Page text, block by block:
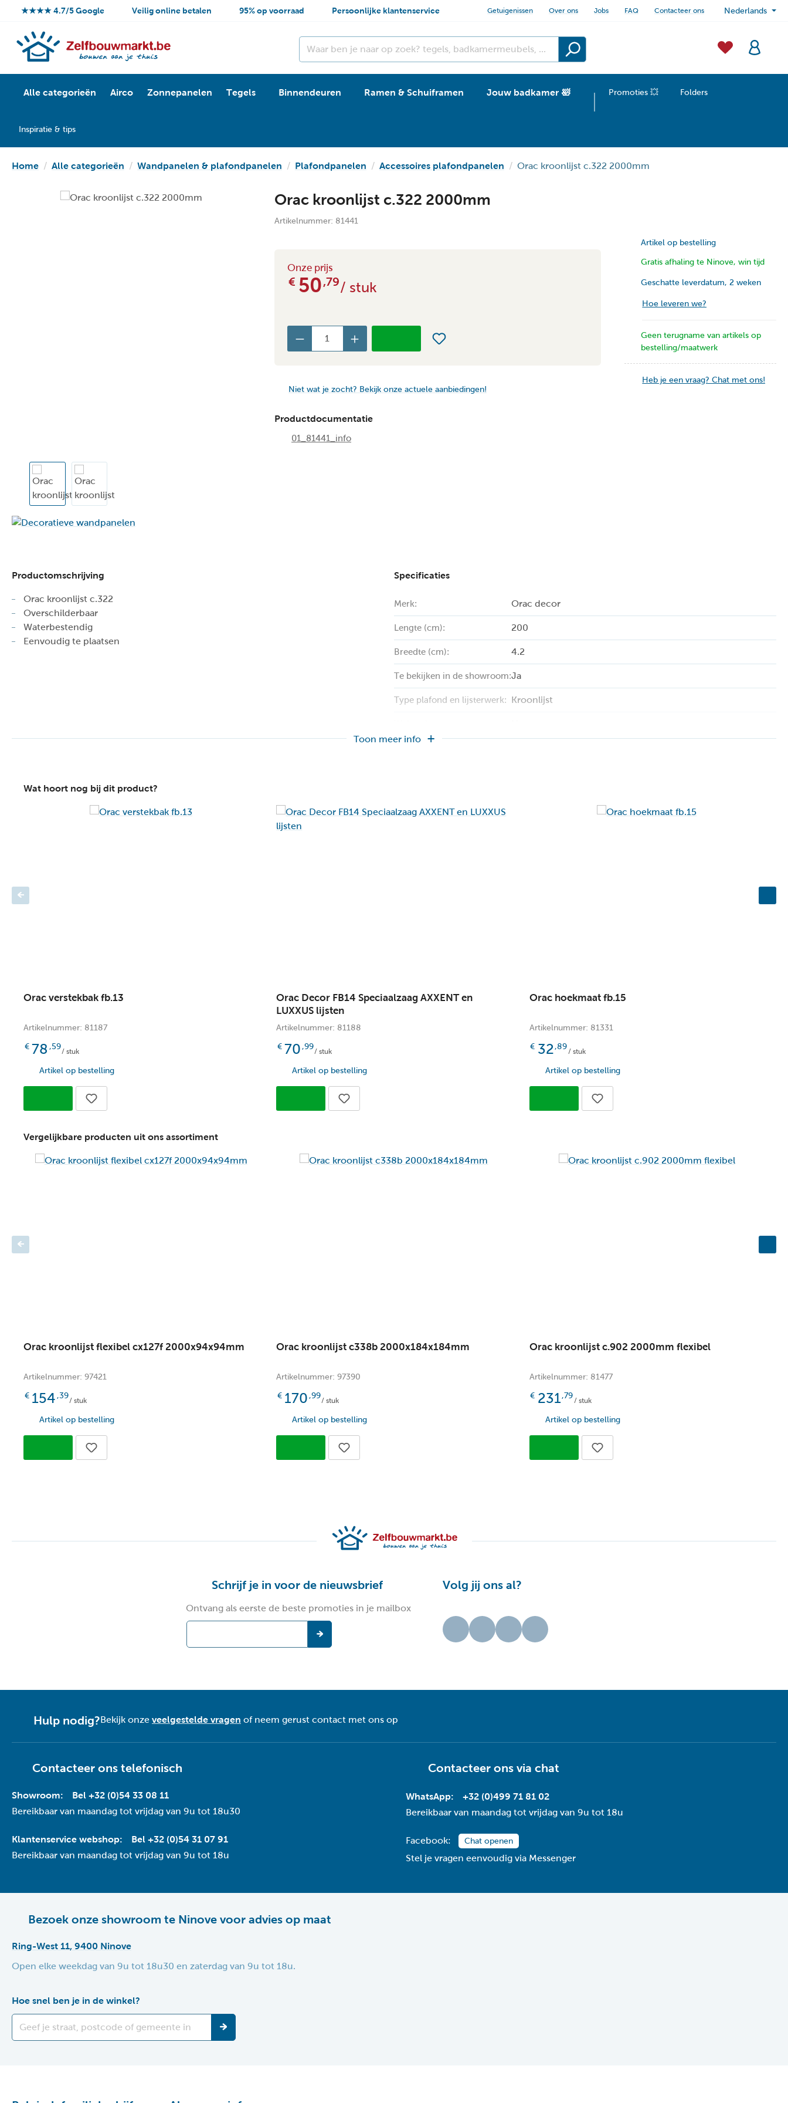
★★★★ 4.7/5 Google Veilig online betalen 95% op voorraad Persoonlijke klantenservice Getuigenissen Over ons Jobs FAQ Contacteer ons Nederlands
Alle categorieën Airco Zonnepanelen Tegels Binnendeuren Ramen & Schuiframen Jouw badkamer 🛀 Promoties 💥 Folders
Inspiratie & tips
Home Alle categorieën Wandpanelen & plafondpanelen Plafondpanelen Accessoires plafondpanelen Orac kroonlijst c.322 2000mm
Orac kroonlijst c.322 2000mm
Artikelnummer: 81441
Onze prijs
€ 50,79/ stuk
Niet wat je zocht? Bekijk onze actuele aanbiedingen!
Productdocumentatie
01_81441_info
Artikel op bestelling
Gratis afhaling te Ninove, win tijd
Geschatte leverdatum, 2 weken
Hoe leveren we?
Geen terugname van artikels op
bestelling/maatwerk
Heb je een vraag? Chat met ons!
Productomschrijving
Orac kroonlijst c.322
Overschilderbaar
Waterbestendig
Eenvoudig te plaatsen
Specificaties
Merk: Orac decor
Lengte (cm): 200
Breedte (cm): 4.2
Te bekijken in de showroom:Ja
Type plafond en lijsterwerk: Kroonlijst
Toon meer info
Wat hoort nog bij dit product?
Orac verstekbak fb.13
Artikelnummer: 81187
€ 78 ,59
/ stuk
Artikel op bestelling
Orac Decor FB14 Speciaalzaag AXXENT en
LUXXUS lijsten
Artikelnummer: 81188
€70,99
/ stuk
Artikel op bestelling
Orac hoekmaat fb.15
Artikelnummer: 81331
€ 32,89
/ stuk
Artikel op bestelling
Vergelijkbare producten uit ons assortiment
Orac kroonlijst flexibel cx127f 2000x94x94mm
Artikelnummer: 97421
€ 154 ,39
/ stuk
Artikel op bestelling
Orac kroonlijst c338b 2000x184x184mm
Artikelnummer: 97390
€ 170 ,99
/ stuk
Artikel op bestelling
Orac kroonlijst c.902 2000mm flexibel
Artikelnummer: 81477
€ 231,79
/ stuk
Artikel op bestelling
Schrijf je in voor de nieuwsbrief
Ontvang als eerste de beste promoties in je mailbox
Volg jij ons al?
Hulp nodig?Bekijk onze veelgestelde vragen of neem gerust contact met ons op
Contacteer ons telefonisch
Showroom:
Bel +32 (0)54 33 08 11
Bereikbaar van maandag tot vrijdag van 9u tot 18u30
Klantenservice webshop:
Bel +32 (0)54 31 07 91
Bereikbaar van maandag tot vrijdag van 9u tot 18u
Contacteer ons via chat
WhatsApp:
+32 (0)499 71 81 02
Bereikbaar van maandag tot vrijdag van 9u tot 18u
Facebook: Chat openen
Stel je vragen eenvoudig via Messenger
Bezoek onze showroom te Ninove voor advies op maat
Ring-West 11, 9400 Ninove
Open elke weekdag van 9u tot 18u30 en zaterdag van 9u tot 18u.
Hoe snel ben je in de winkel?